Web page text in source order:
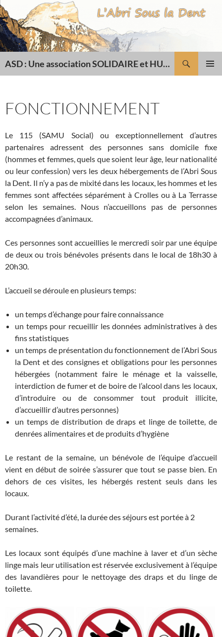
ASD : Une association SOLIDAIRE et HUMANITAIRE
FONCTIONNEMENT
Le 115 (SAMU Social) ou exceptionnellement d’autres
partenaires adressent des personnes sans domicile fixe
(hommes et femmes, quels que soient leur âge, leur nationalité
ou leur confession) vers les deux hébergements de l’Abri Sous
la Dent. Il n’y a pas de mixité dans les locaux, les hommes et les
femmes sont affectées séparément à Crolles ou à La Terrasse
selon les semaines. Nous n’accueillons pas de personnes
accompagnées d’animaux.
Ces personnes sont accueillies le mercredi soir par une équipe
de deux ou trois bénévoles présents dans le local de 18h30 à
20h30.
L’accueil se déroule en plusieurs temps:
un temps d’échange pour faire connaissance
un temps pour recueillir les données administratives à des
fins statistiques
un temps de présentation du fonctionnement de l’Abri Sous
la Dent et des consignes et obligations pour les personnes
hébergées (notamment faire le ménage et la vaisselle,
interdiction de fumer et de boire de l’alcool dans les locaux,
d’introduire ou de consommer tout produit illicite,
d’accueillir d’autres personnes)
un temps de distribution de draps et linge de toilette, de
denrées alimentaires et de produits d’hygiène
Le restant de la semaine, un bénévole de l’équipe d’accueil
vient en début de soirée s’assurer que tout se passe bien. En
dehors de ces visites, les hébergés restent seuls dans les
locaux.
Durant l’activité d’été, la durée des séjours est portée à 2
semaines.
Les locaux sont équipés d’une machine à laver et d’un sèche
linge mais leur utilisation est réservée exclusivement à l’équipe
des lavandières pour le nettoyage des draps et du linge de
toilette.